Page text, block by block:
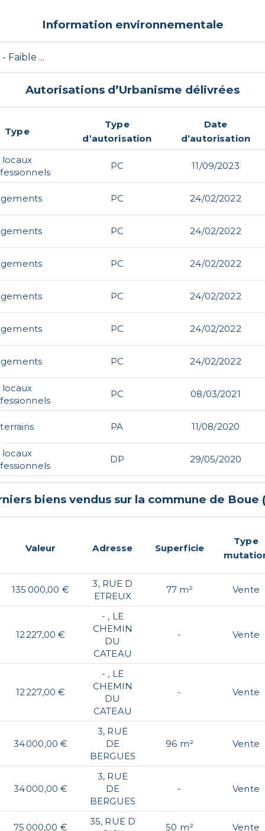
Information environnementale
Faible ...
Autorisations d’Urbanisme délivrées
Type
Type
d’autorisation
Date
d’autorisation
locaux
PC 11/09/2023
PC 24/02/2022
PC 24/02/2022
PC 24/02/2022
PC 24/02/2022
PC 24/02/2022
PC 24/02/2022
locaux
PC 08/03/2021
terrains PA 11/08/2020
locaux
DP 29/05/2020
biens vendus sur la commune de Boue (
Valeur Adresse Superficie
Type
135 000,00 €
3, RUE D
ETREUX
77 m² Vente
12 227,00 €
- , LE
CHEMIN
DU
CATEAU
- Vente
12 227,00 €
- , LE
CHEMIN
DU
CATEAU
- Vente
34 000,00 €
3, RUE
DE
BERGUES
96 m² Vente
34 000,00 €
3, RUE
DE
BERGUES
- Vente
75 000,00 €
35, RUE D
50 m² Vente